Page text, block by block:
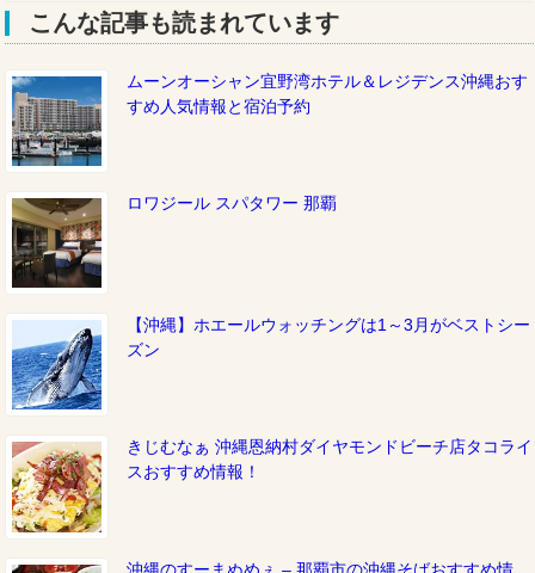
こんな記事も読まれています
ムーンオーシャン宜野湾ホテル＆レジデンス沖縄おす
すめ人気情報と宿泊予約
ロワジール スパタワー 那覇
【沖縄】ホエールウォッチングは1～3月がベストシー
ズン
きじむなぁ 沖縄恩納村ダイヤモンドビーチ店タコライ
スおすすめ情報！
沖縄のすーまぬめぇ – 那覇市の沖縄そばおすすめ情